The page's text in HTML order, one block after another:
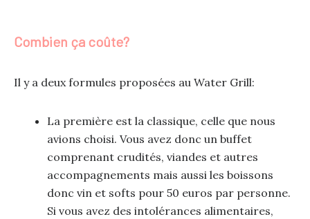
Combien ça coûte?
Il y a deux formules proposées au Water Grill:
La première est la classique, celle que nous
avions choisi. Vous avez donc un buffet
comprenant crudités, viandes et autres
accompagnements mais aussi les boissons
donc vin et softs pour 50 euros par personne.
Si vous avez des intolérances alimentaires,